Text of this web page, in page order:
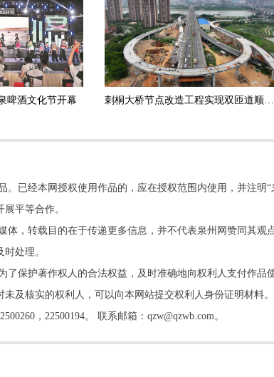
啤酒文化节开幕
已经本网授权使用作品的，应在授权范围内使用，并注明“
平等合作。
，转载目的在于传递更多信息，并不代表泉州网赞同其观
处理。
保护著作权人的合法权益，及时准确地向权利人支付作品
及核实的权利人，可以向本网站提交权利人身份证明材料
，22500194。 联系邮箱：qzw@qzwb.com。